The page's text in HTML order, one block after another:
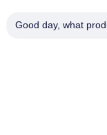
Good day, what